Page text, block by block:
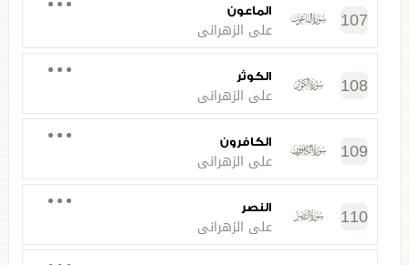
107 الماعون
علي الزهراني
108 الكوثر
علي الزهراني
109 الكافرون
علي الزهراني
110 النصر
علي الزهراني